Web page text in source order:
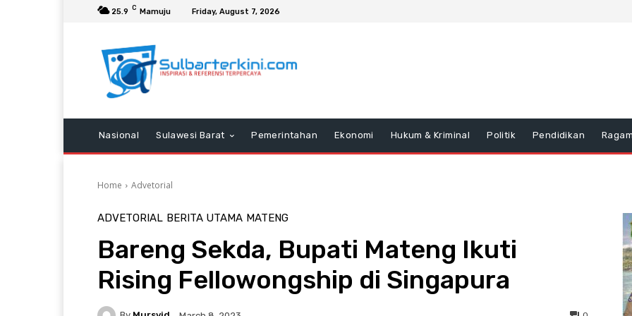
25.9 C Mamuju Friday, August 7, 2026
Nasional Sulawesi Barat Pemerintahan Ekonomi Hukum & Kriminal Politik Pendidikan
Home Advetorial
ADVETORIAL BERITA UTAMA MATENG
Bareng Sekda, Bupati Mateng Ikuti
Rising Fellowongship di Singapura